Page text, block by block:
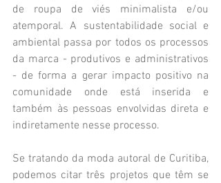
de roupa de viés minimalista e/ou
atemporal. A sustentabilidade social e
ambiental passa por todos os processos
da marca - produtivos e administrativos
- de forma a gerar impacto positivo na
comunidade onde está inserida e
também às pessoas envolvidas direta e
indiretamente nesse processo.
Se tratando da moda autoral de Curitiba,
podemos citar três projetos que têm se